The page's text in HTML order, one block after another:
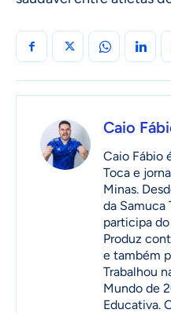
Caio
Caio Fábio
Toca e
Minas.
da Samuca
participa
Produz
e também
Trabalhou
Mundo de
Educativa.